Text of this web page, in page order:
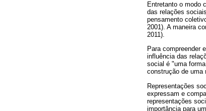
Entretanto o modo
das relações
pensamento
2001). A maneira
2011).
Para compreender
influência das
social é "uma
construção de uma
Representações
expressam e
representações
importância para